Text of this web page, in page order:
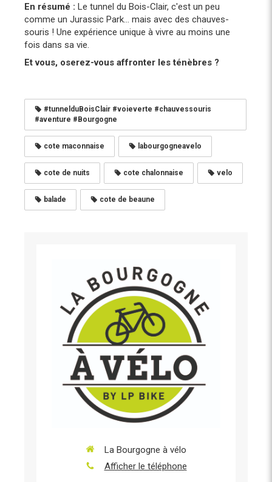
En résumé : Le tunnel du Bois-Clair, c'est un peu
comme un Jurassic Park... mais avec des chauves-
souris ! Une expérience unique à vivre au moins une
fois dans sa vie.
Et vous, oserez-vous affronter les ténèbres ?
#tunnelduBoisClair #voieverte #chauvessouris
#aventure #Bourgogne
cote maconnaise labourgogneavelo
cote de nuits cote chalonnaise velo
balade cote de beaune
La Bourgogne à vélo
Afficher le téléphone